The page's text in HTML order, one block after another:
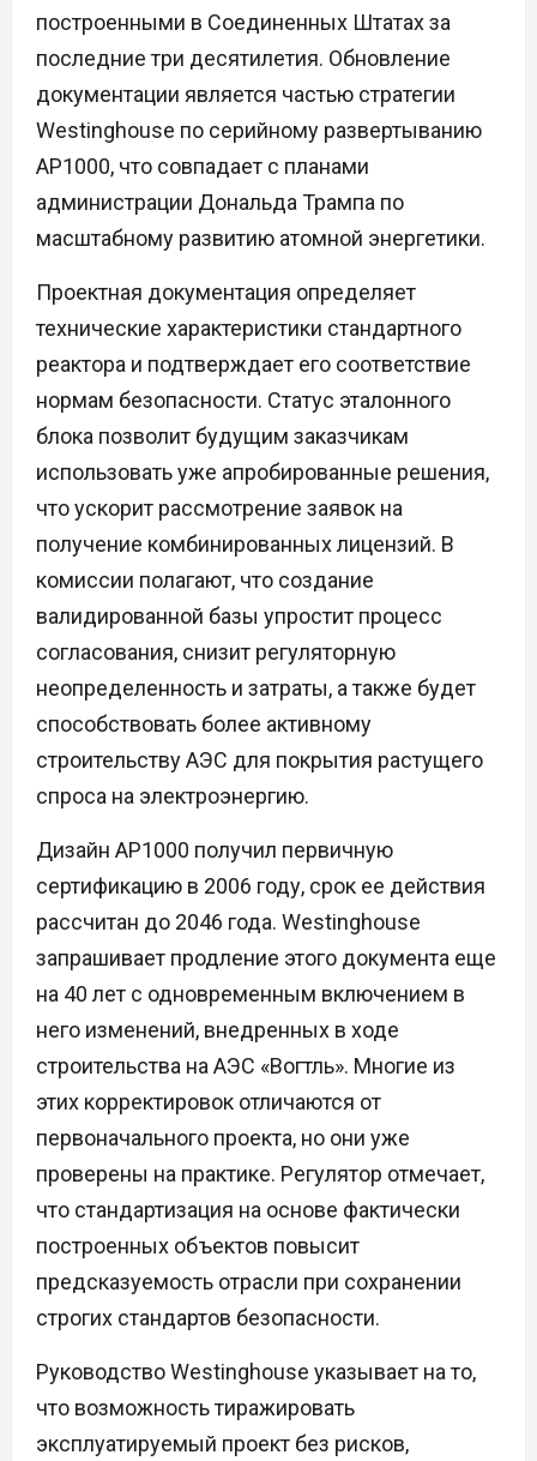
построенными в Соединенных Штатах за
последние три десятилетия. Обновление
документации является частью стратегии
Westinghouse по серийному развертыванию
AP1000, что совпадает с планами
администрации Дональда Трампа по
масштабному развитию атомной энергетики.
Проектная документация определяет
технические характеристики стандартного
реактора и подтверждает его соответствие
нормам безопасности. Статус эталонного
блока позволит будущим заказчикам
использовать уже апробированные решения,
что ускорит рассмотрение заявок на
получение комбинированных лицензий. В
комиссии полагают, что создание
валидированной базы упростит процесс
согласования, снизит регуляторную
неопределенность и затраты, а также будет
способствовать более активному
строительству АЭС для покрытия растущего
спроса на электроэнергию.
Дизайн AP1000 получил первичную
сертификацию в 2006 году, срок ее действия
рассчитан до 2046 года. Westinghouse
запрашивает продление этого документа еще
на 40 лет с одновременным включением в
него изменений, внедренных в ходе
строительства на АЭС «Вогтль». Многие из
этих корректировок отличаются от
первоначального проекта, но они уже
проверены на практике. Регулятор отмечает,
что стандартизация на основе фактически
построенных объектов повысит
предсказуемость отрасли при сохранении
строгих стандартов безопасности.
Руководство Westinghouse указывает на то,
что возможность тиражировать
эксплуатируемый проект без рисков,